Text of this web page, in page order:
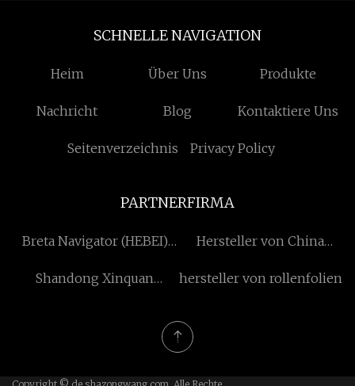
SCHNELLE NAVIGATION
Heim Über Uns Produkte
Nachricht Blog Kontaktiere Uns
Seitenverzeichnis Privacy Policy
PARTNERFIRMA
Breta Navigator (HEBEI)
Ltd.
Hersteller von China
Shandong Xinquan
hersteller von rollenfolien